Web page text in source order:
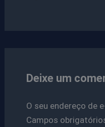
Deixe um
O seu endereço de
Campos